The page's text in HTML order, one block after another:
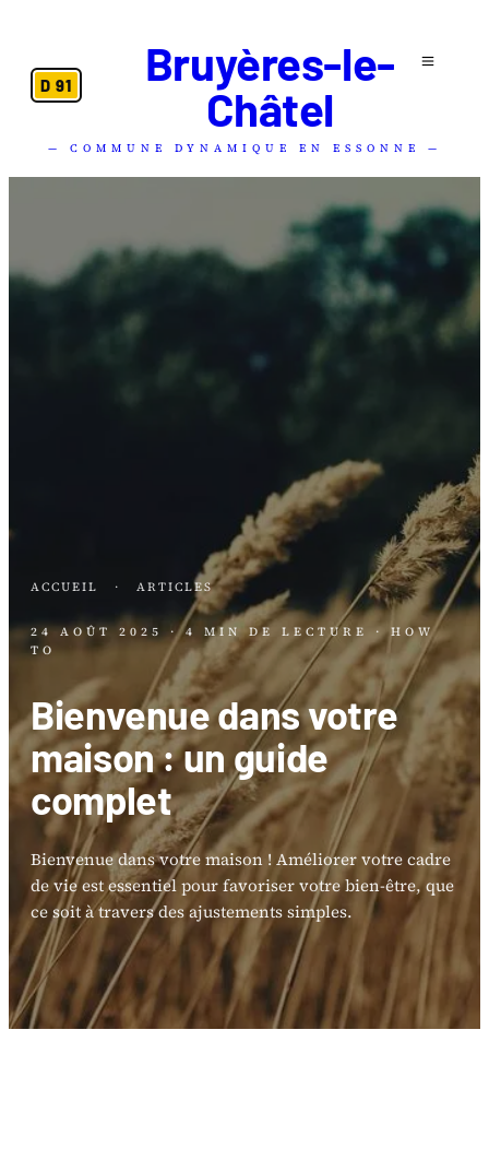
D 91
Bruyères-le-
Châtel
— COMMUNE DYNAMIQUE EN ESSONNE —
ACCUEIL · ARTICLES
24 AOÛT 2025 · 4 MIN DE LECTURE
· HOW
TO
Bienvenue dans votre
maison : un guide
complet
Bienvenue dans votre maison ! Améliorer votre cadre
de vie est essentiel pour favoriser votre bien-être, que
ce soit à travers des ajustements simples.